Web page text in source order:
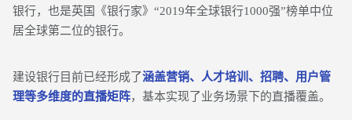
银行，也是英国《银行家》“2019年全球银行1000强”榜单中位
居全球第二位的银行。
建设银行目前已经形成了涵盖营销、人才培训、招聘、用户管
理等多维度的直播矩阵，基本实现了业务场景下的直播覆盖。